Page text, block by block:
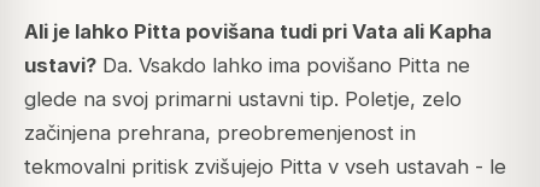
Ali je lahko Pitta povišana tudi pri Vata ali Kapha
ustavi? Da. Vsakdo lahko ima povišano Pitta ne
glede na svoj primarni ustavni tip. Poletje, zelo
začinjena prehrana, preobremenjenost in
tekmovalni pritisk zvišujejo Pitta v vseh ustavah - le